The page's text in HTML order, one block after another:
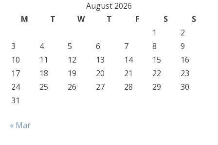
August 2026
M
T W T F S
S
1
2
3
4 5 6 7 8
9
10
11 12 13 14 15
16
17
18 19 20 21 22
23
24
25 26 27 28 29
30
31
« Mar